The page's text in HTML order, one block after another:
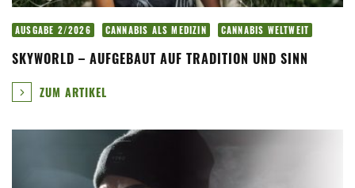
AUSGABE 2/2026 CANNABIS ALS MEDIZIN CANNABIS WELTWEIT
SKYWORLD – AUFGEBAUT AUF TRADITION UND SINN
ZUM ARTIKEL